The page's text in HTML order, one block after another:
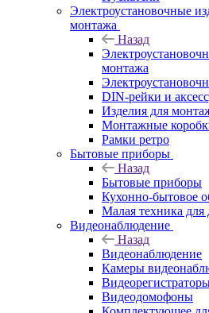
Электроустановочные
монтажа
Назад
монтажа
DIN-рейки и
Изделия для
Монтажные
Рамки ретро
Бытовые приборы
Назад
Бытовые приборы
Кухонно-бытовое
Малая техника для
Видеонаблюдение
Назад
Видеонаблюдение
Камеры
Видеодомофоны